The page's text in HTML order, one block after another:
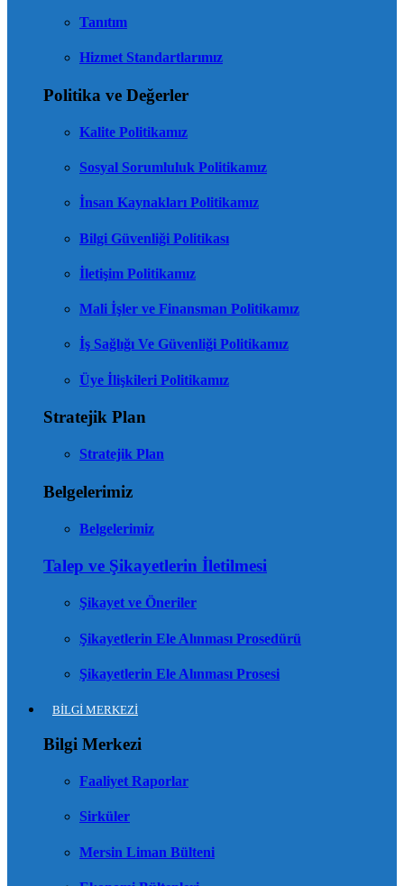
Tanıtım
Hizmet Standartlarımız
Politika ve Değerler
Kalite Politikamız
Sosyal Sorumluluk Politikamız
İnsan Kaynakları Politikamız
Bilgi Güvenliği Politikası
İletişim Politikamız
Mali İşler ve Finansman Politikamız
İş Sağlığı Ve Güvenliği Politikamız
Üye İlişkileri Politikamız
Stratejik Plan
Stratejik Plan
Belgelerimiz
Belgelerimiz
Talep ve Şikayetlerin İletilmesi
Şikayet ve Öneriler
Şikayetlerin Ele Alınması Prosedürü
Şikayetlerin Ele Alınması Prosesi
BİLGİ MERKEZİ
Bilgi Merkezi
Faaliyet Raporlar
Sirküler
Mersin Liman Bülteni